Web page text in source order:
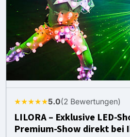
★★★★★5.0(2 Bewertungen)
LILORA – Exklusive LED-
Premium-Show direkt bei